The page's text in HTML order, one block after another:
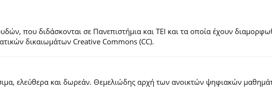
που διδάσκονται σε Πανεπιστήμια και ΤΕΙ και τα οποία έχουν
δικαιωμάτων Creative Commons (CC).
ελεύθερα και δωρεάν. Θεμελιώδης αρχή των ανοικτών ψηφιακών